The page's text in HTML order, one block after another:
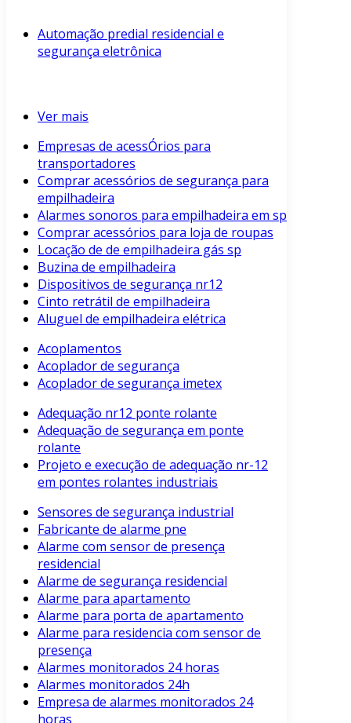
Automação predial residencial e
segurança eletrônica
Ver mais
Empresas de acessÓrios para
transportadores
Comprar acessórios de segurança para
empilhadeira
Alarmes sonoros para empilhadeira em sp
Comprar acessórios para loja de roupas
Locação de de empilhadeira gás sp
Buzina de empilhadeira
Dispositivos de segurança nr12
Cinto retrátil de empilhadeira
Aluguel de empilhadeira elétrica
Acoplamentos
Acoplador de segurança
Acoplador de segurança imetex
Adequação nr12 ponte rolante
Adequação de segurança em ponte
rolante
Projeto e execução de adequação nr-12
em pontes rolantes industriais
Sensores de segurança industrial
Fabricante de alarme pne
Alarme com sensor de presença
residencial
Alarme de segurança residencial
Alarme para apartamento
Alarme para porta de apartamento
Alarme para residencia com sensor de
presença
Alarmes monitorados 24 horas
Alarmes monitorados 24h
Empresa de alarmes monitorados 24
horas